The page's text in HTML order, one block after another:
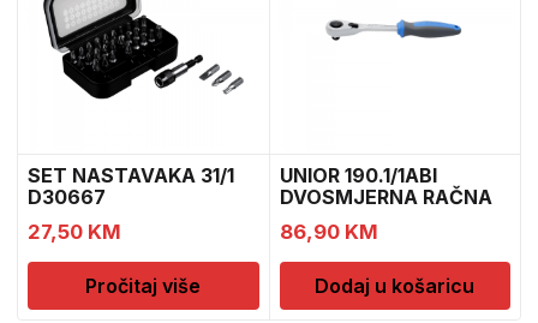
SET NASTAVAKA 31/1
D30667
27,50 KM
Pročitaj više
UNIOR 190.1/1ABI
DVOSMJERNA RAČNA
1/2″ (611782)
86,90 KM
Dodaj u košaricu